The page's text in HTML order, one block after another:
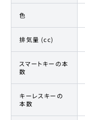
色
排気量 (cc)
スマートキーの本
数
キーレスキーの
本数